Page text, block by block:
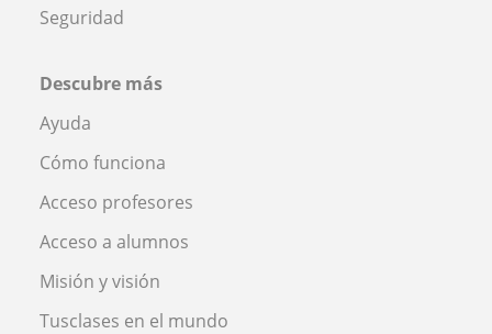
Seguridad
Descubre más
Ayuda
Cómo funciona
Acceso profesores
Acceso a alumnos
Misión y visión
Tusclases en el mundo